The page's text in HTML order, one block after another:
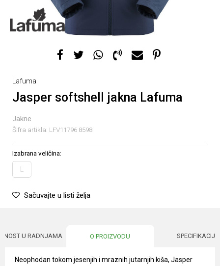
Lafuma
Jasper softshell jakna Lafuma
Jakne
Šifra artikla: LFV11796 8598
Izabrana veličina:
Sačuvajte u listi želja
U RADNJAMA O PROIZVODU SPECIFIKACIJA
Neophodan tokom jesenjih i mraznih jutarnjih kiša, Jasper